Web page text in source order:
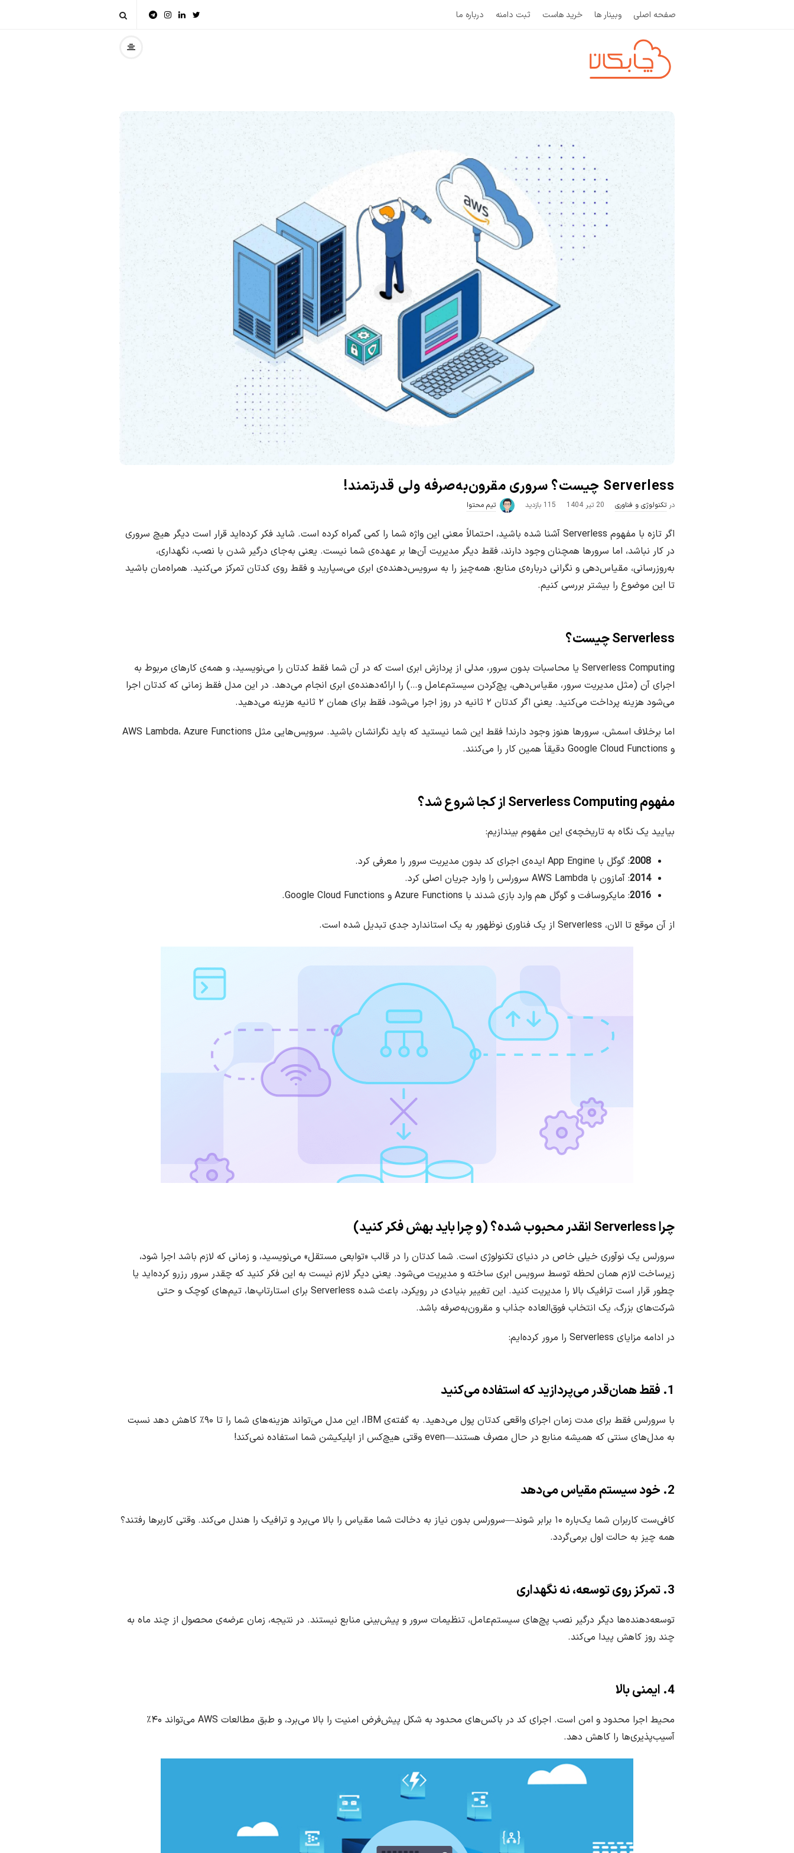
صفحه اصلی وبینار ها خرید هاست ثبت دامنه درباره ما
و
ب
گ
چ
ن
Serverless چیست؟ سروری مقرون‌به‌صرفه ولی قدرتمند!
درتکنولوژی و فناوری
P
b
l
s
t
e
20 تیر 1404 115 بازدید تیم محتوا
اگر تازه با مفهوم Serverless آشنا شده باشید، احتمالاً معنی این واژه شما را کمی گمراه کرده است. شاید فکر کرده‌اید قرار است دیگر هیچ سروری
در کار نباشد، اما سرورها همچنان وجود دارند، فقط دیگر مدیریت آن‌ها بر عهده‌ی شما نیست. یعنی به‌جای درگیر شدن با نصب، نگهداری،
به‌روزرسانی، مقیاس‌دهی و نگرانی درباره‌ی منابع، همه‌چیز را به سرویس‌دهنده‌ی ابری می‌سپارید و فقط روی کدتان تمرکز می‌کنید. همراه‌مان باشید
تا این موضوع را بیشتر بررسی کنیم.
Serverless چیست؟
Serverless Computing یا محاسبات بدون سرور، مدلی از پردازش ابری است که در آن شما فقط کدتان را می‌نویسید، و همه‌ی کارهای مربوط به
اجرای آن (مثل مدیریت سرور، مقیاس‌دهی، پچ‌کردن سیستم‌عامل و…) را ارائه‌دهنده‌ی ابری انجام می‌دهد. در این مدل فقط زمانی که کدتان اجرا
می‌شود هزینه پرداخت می‌کنید. یعنی اگر کدتان ۲ ثانیه در روز اجرا می‌شود، فقط برای همان ۲ ثانیه هزینه می‌دهید.
اما برخلاف اسمش، سرورها هنوز وجود دارند! فقط این شما نیستید که باید نگرانشان باشید. سرویس‌هایی مثل AWS Lambda، Azure Functions
و Google Cloud Functions دقیقاً همین کار را می‌کنند.
مفهوم Serverless Computing از کجا شروع شد؟
بیایید یک نگاه به تاریخچه‌ی این مفهوم بیندازیم:
2008: گوگل با App Engine ایده‌ی اجرای کد بدون مدیریت سرور را معرفی کرد.
2014: آمازون با AWS Lambda سرورلس را وارد جریان اصلی کرد.
2016: مایکروسافت و گوگل هم وارد بازی شدند با Azure Functions و Google Cloud Functions.
از آن موقع تا الان، Serverless از یک فناوری نوظهور به یک استاندارد جدی تبدیل شده است.
چرا Serverless انقدر محبوب شده؟ (و چرا باید بهش فکر کنید)
سرورلس یک نوآوری خیلی خاص در دنیای تکنولوژی است. شما کدتان را در قالب «توابعی مستقل» می‌نویسید، و زمانی که لازم باشد اجرا شود،
زیرساخت لازم همان لحظه توسط سرویس ابری ساخته و مدیریت می‌شود. یعنی دیگر لازم نیست به این فکر کنید که چقدر سرور رزرو کرده‌اید یا
چطور قرار است ترافیک بالا را مدیریت کنید. این تغییر بنیادی در رویکرد، باعث شده Serverless برای استارتاپ‌ها، تیم‌های کوچک و حتی
شرکت‌های بزرگ، یک انتخاب فوق‌العاده جذاب و مقرون‌به‌صرفه باشد.
در ادامه مزایای Serverless را مرور کرده‌ایم:
1. فقط همان‌قدر می‌پردازید که استفاده می‌کنید
با سرورلس فقط برای مدت زمان اجرای واقعی کدتان پول می‌دهید. به گفته‌ی IBM، این مدل می‌تواند هزینه‌های شما را تا ۹۰٪ کاهش دهد نسبت
به مدل‌های سنتی که همیشه منابع در حال مصرف هستند—even وقتی هیچ‌کس از اپلیکیشن شما استفاده نمی‌کند!
2. خود سیستم مقیاس می‌دهد
کافی‌ست کاربران شما یک‌باره ۱۰ برابر شوند—سرورلس بدون نیاز به دخالت شما مقیاس را بالا می‌برد و ترافیک را هندل می‌کند. وقتی کاربرها رفتند؟
همه چیز به حالت اول برمی‌گردد.
3. تمرکز روی توسعه، نه نگهداری
توسعه‌دهنده‌ها دیگر درگیر نصب پچ‌های سیستم‌عامل، تنظیمات سرور و پیش‌بینی منابع نیستند. در نتیجه، زمان عرضه‌ی محصول از چند ماه به
چند روز کاهش پیدا می‌کند.
4. ایمنی بالا
محیط اجرا محدود و امن است. اجرای کد در باکس‌های محدود به شکل پیش‌فرض امنیت را بالا می‌برد، و طبق مطالعات AWS می‌تواند ۴۰٪
آسیب‌پذیری‌ها را کاهش دهد.